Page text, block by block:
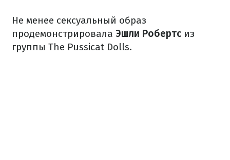
Не менее сексуальный образ
продемонстрировала Эшли Робертс из
группы The Pussicat Dolls.